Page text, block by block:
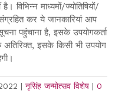
विभिन्न माध्यमों/ज्योतिषियों/
कर ये जानकारियां आप
पहुंचाना है, इसके उपयोगकर्ता
इसके किसी भी उपयोग
| नृसिंह जन्मोत्सव विशेष | 0